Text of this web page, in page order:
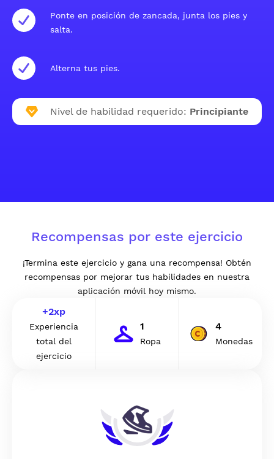
Ponte en posición de zancada, junta los pies y
salta.
Alterna tus pies.
Nivel de habilidad requerido: Principiante
Recompensas por este ejercicio
¡Termina este ejercicio y gana una recompensa! Obtén
recompensas por mejorar tus habilidades en nuestra
aplicación móvil hoy mismo.
+2xp
Experiencia
total del
ejercicio
1
Ropa
4
Monedas